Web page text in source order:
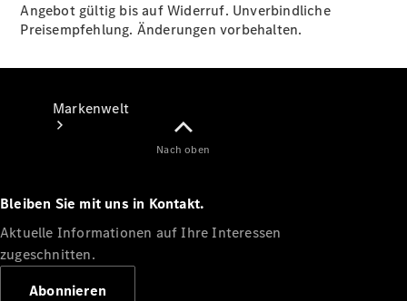
Markenwelt
Unsere
Angebot gültig bis auf Widerruf. Unverbindliche
Preisempfehlung. Änderungen vorbehalten.
Nach oben
Bleiben Sie mit uns in Kontakt.
Aktuelle Informationen auf Ihre Interessen
zugeschnitten.
Abonnieren